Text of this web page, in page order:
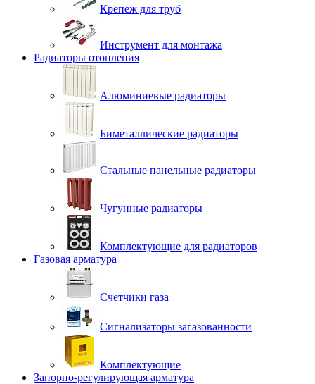
Крепеж для труб
Инструмент для монтажа
Радиаторы отопления
Алюминиевые радиаторы
Биметаллические радиаторы
Стальные панельные радиаторы
Чугунные радиаторы
Комплектующие для радиаторов
Газовая арматура
Счетчики газа
Сигнализаторы загазованности
Комплектующие
Запорно-регулирующая арматура